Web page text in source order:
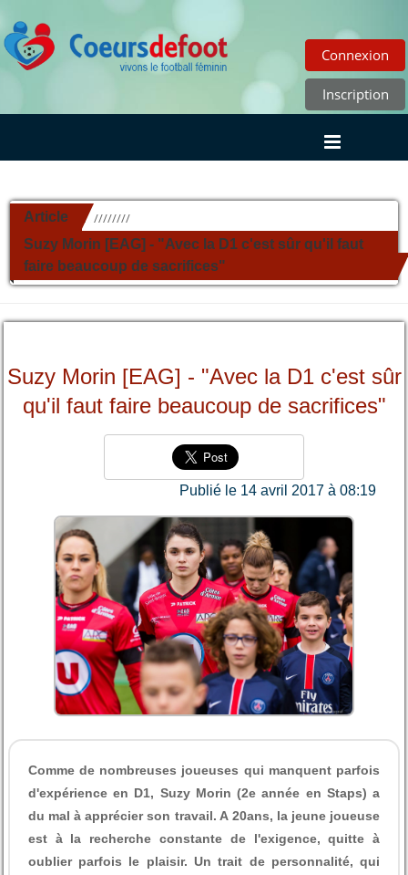
Connexion
Inscription
Article //////////
Suzy Morin [EAG] - "Avec la D1 c'est sûr qu'il faut
faire beaucoup de sacrifices"
Suzy Morin [EAG] - "Avec la D1 c'est sûr
qu'il faut faire beaucoup de sacrifices"
Publié le 14 avril 2017 à 08:19
Comme de nombreuses joueuses qui manquent parfois
d'expérience en D1, Suzy Morin (2e année en Staps) a
du mal à apprécier son travail. A 20ans, la jeune joueuse
est à la recherche constante de l'exigence, quitte à
oublier parfois le plaisir. Un trait de personnalité, qui